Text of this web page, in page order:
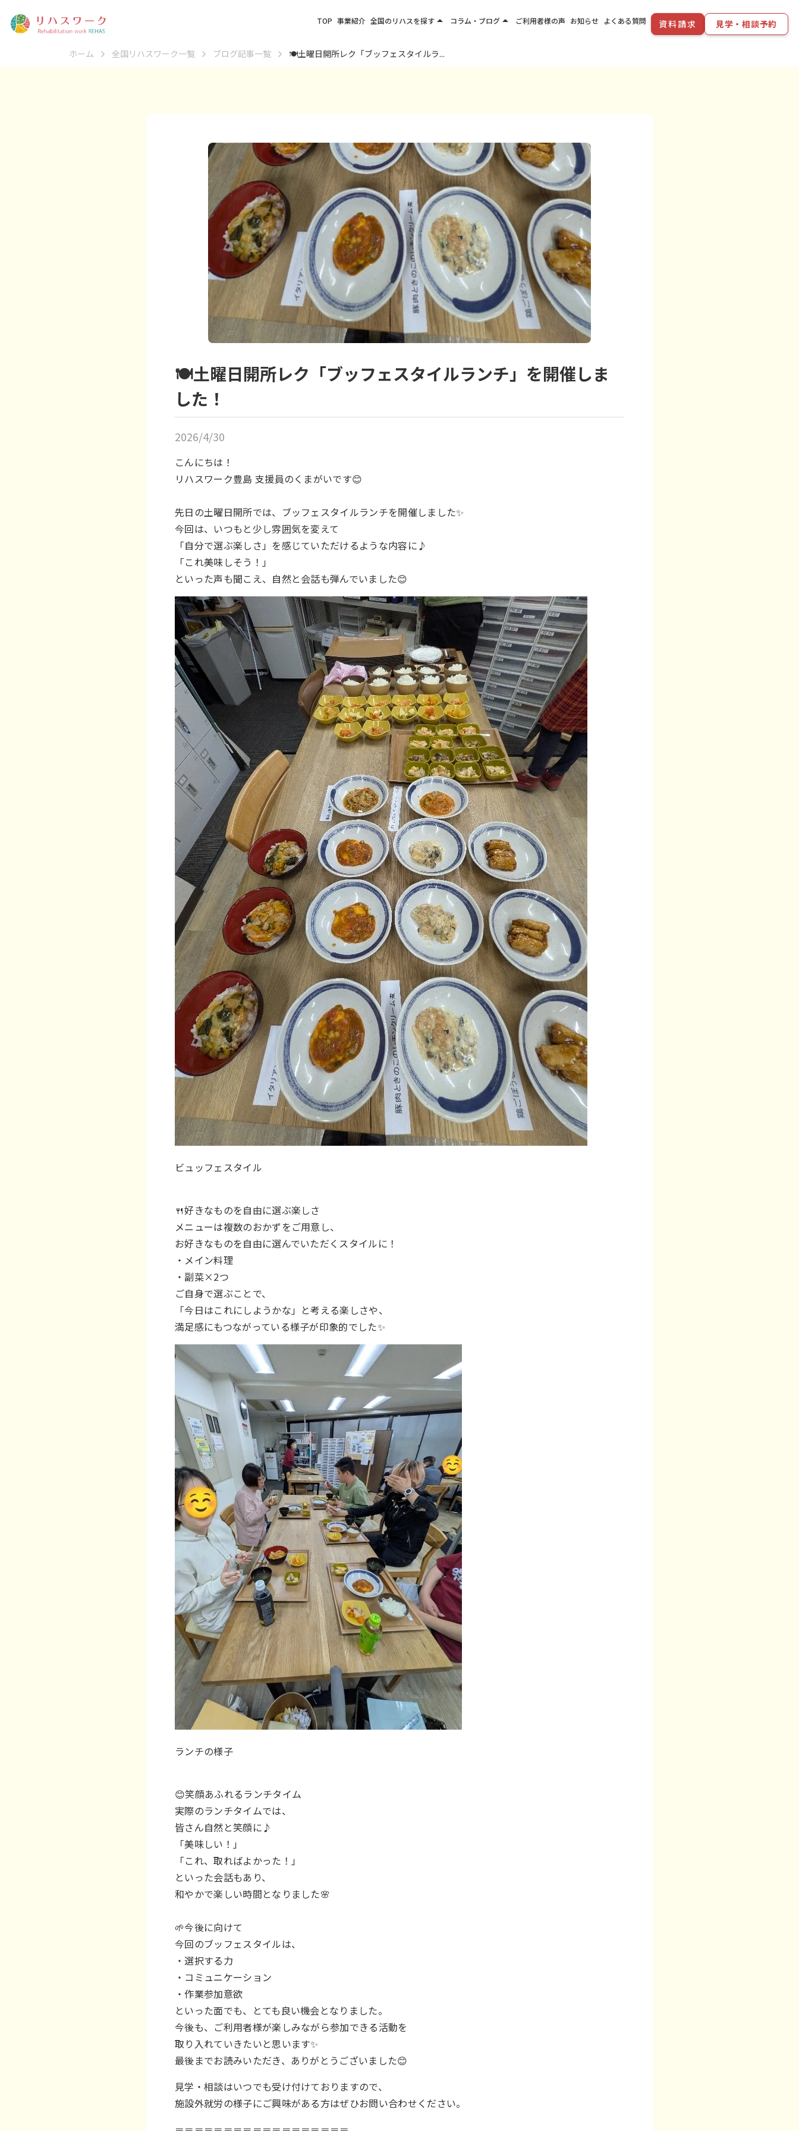
ホーム 全国リハスワーク一覧 ブログ記事一覧 🍽️土曜日開所レク「ブッフェスタイルラ...
🍽️土曜日開所レク「ブッフェスタイルランチ」を開催しま
した！
2026/4/30
こんにちは！
リハスワーク豊島 支援員のくまがいです😊
先日の土曜日開所では、ブッフェスタイルランチを開催しました✨
今回は、いつもと少し雰囲気を変えて
「自分で選ぶ楽しさ」を感じていただけるような内容に♪
「これ美味しそう！」
といった声も聞こえ、自然と会話も弾んでいました😊
ビュッフェスタイル
🍴好きなものを自由に選ぶ楽しさ
メニューは複数のおかずをご用意し、
お好きなものを自由に選んでいただくスタイルに！
・メイン料理
・副菜×2つ
ご自身で選ぶことで、
「今日はこれにしようかな」と考える楽しさや、
満足感にもつながっている様子が印象的でした✨
ランチの様子
😊笑顔あふれるランチタイム
実際のランチタイムでは、
皆さん自然と笑顔に♪
「美味しい！」
「これ、取ればよかった！」
といった会話もあり、
和やかで楽しい時間となりました🌸
🌱今後に向けて
今回のブッフェスタイルは、
・選択する力
・コミュニケーション
・作業参加意欲
といった面でも、とても良い機会となりました。
今後も、ご利用者様が楽しみながら参加できる活動を
取り入れていきたいと思います✨
最後までお読みいただき、ありがとうございました😊
見学・相談はいつでも受け付けておりますので、
施設外就労の様子にご興味がある方はぜひお問い合わせください。
TOP 事業紹介 全国のリハスを探すarrow_drop_up
東北エリア
四国・九州エリア
コラム・ブログarrow_drop_up ご利用者様の声 お知らせ よくある質問 資料請求 見学・相談予約